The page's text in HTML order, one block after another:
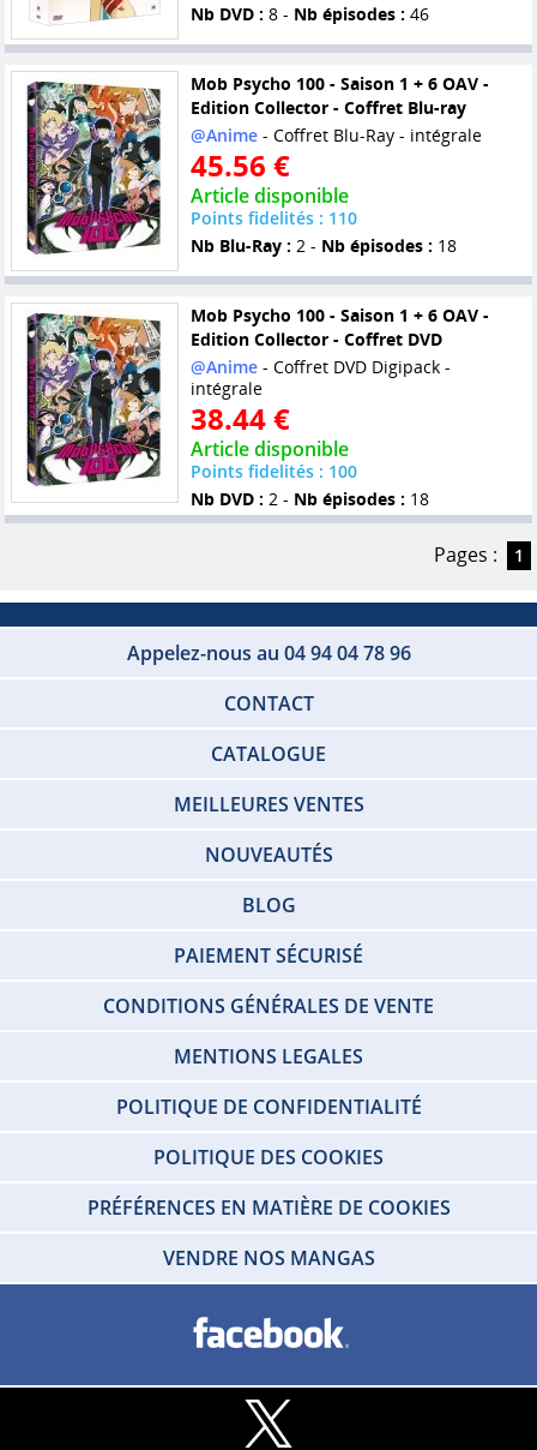
Nb DVD : 8 - Nb épisodes : 46
Mob Psycho 100 - Saison 1 + 6 OAV -
Edition Collector - Coffret Blu-ray
@Anime- Coffret Blu-Ray - intégrale
45.56 €
Article disponible
Points fidelités : 110
Nb Blu-Ray : 2 - Nb épisodes : 18
Mob Psycho 100 - Saison 1 + 6 OAV -
Edition Collector - Coffret DVD
@Anime- Coffret DVD Digipack -
intégrale
38.44 €
Article disponible
Points fidelités : 100
Nb DVD : 2 - Nb épisodes : 18
Pages : 1
Appelez-nous au 04 94 04 78 96
CONTACT
CATALOGUE
MEILLEURES VENTES
NOUVEAUTÉS
BLOG
PAIEMENT SÉCURISÉ
CONDITIONS GÉNÉRALES DE VENTE
MENTIONS LEGALES
POLITIQUE DE CONFIDENTIALITÉ
POLITIQUE DES COOKIES
PRÉFÉRENCES EN MATIÈRE DE COOKIES
VENDRE NOS MANGAS